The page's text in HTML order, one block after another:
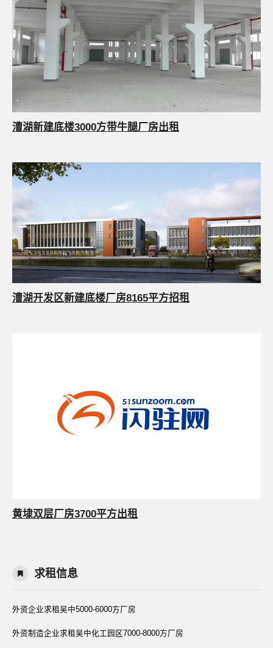
漕湖新建底楼3000方带牛腿厂房出租
漕湖开发区新建底楼厂房8165平方招租
黄埭双层厂房3700平方出租
求租信息
外资企业求租吴中5000-6000方厂房
外资制造企业求租吴中化工园区7000-8000方厂房